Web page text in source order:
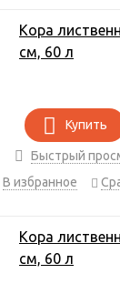
Кора
см, 60 л
Купить
Быстрый
В избранное
Кора
см, 60 л